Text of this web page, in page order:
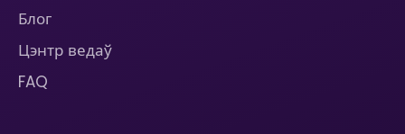
Блог
Цэнтр ведаў
FAQ